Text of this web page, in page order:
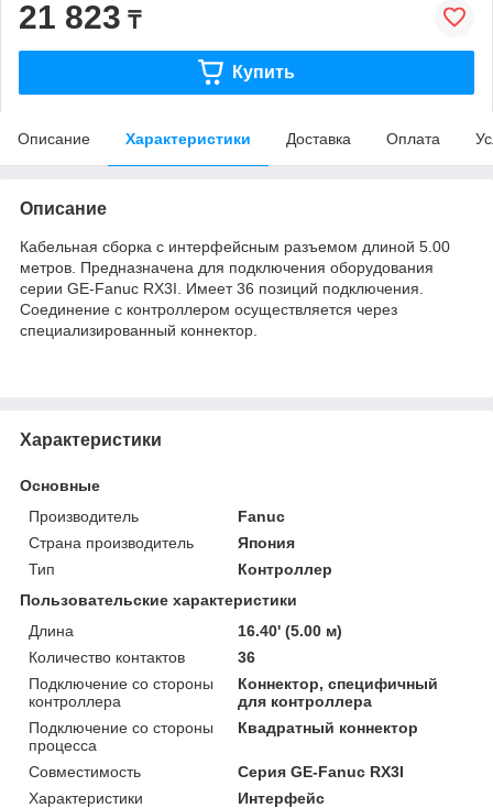
21 823 ₸
Купить
Описание Характеристики Доставка Оплата
Описание
Кабельная сборка с интерфейсным разъемом длиной 5.00
метров. Предназначена для подключения оборудования
серии GE-Fanuc RX3I. Имеет 36 позиций подключения.
Соединение с контроллером осуществляется через
специализированный коннектор.
Характеристики
Основные
Производитель
Fanuc
Страна производитель
Япония
Тип
Контроллер
Пользовательские характеристики
Длина
16.40' (5.00 м)
Количество контактов
36
Подключение со стороны
контроллера
Коннектор, специфичный
для контроллера
Подключение со стороны
процесса
Квадратный коннектор
Совместимость
Серия GE-Fanuc RX3I
Характеристики
Интерфейс